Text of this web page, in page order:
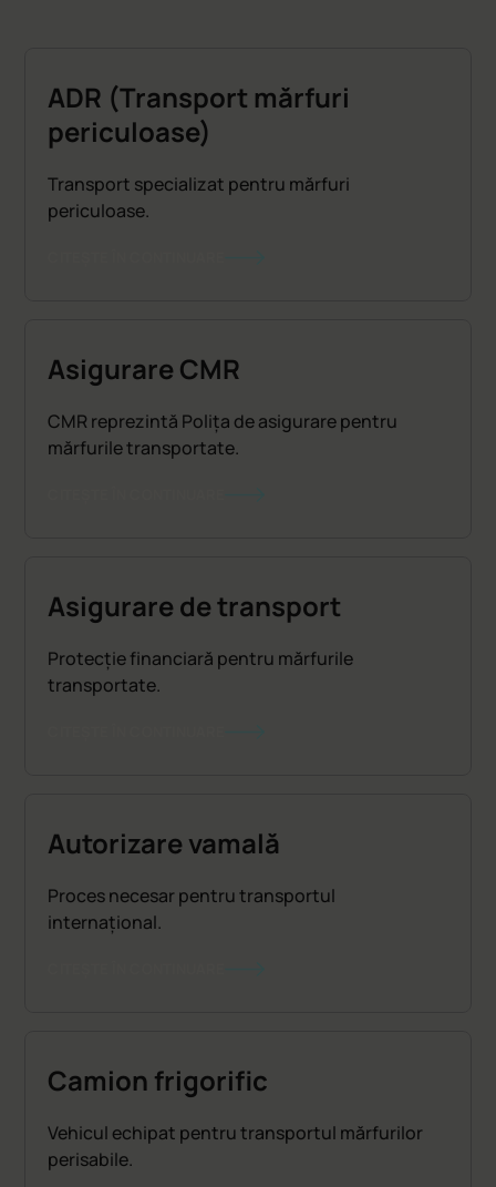
ADR (Transport mărfuri
periculoase)
Transport specializat pentru mărfuri
periculoase.
Asigurare CMR
CMR reprezintă Polița de asigurare pentru
mărfurile transportate.
Asigurare de transport
Protecție financiară pentru mărfurile
transportate.
Autorizare vamală
Proces necesar pentru transportul
internațional.
Camion frigorific
Vehicul echipat pentru transportul mărfurilor
perisabile.